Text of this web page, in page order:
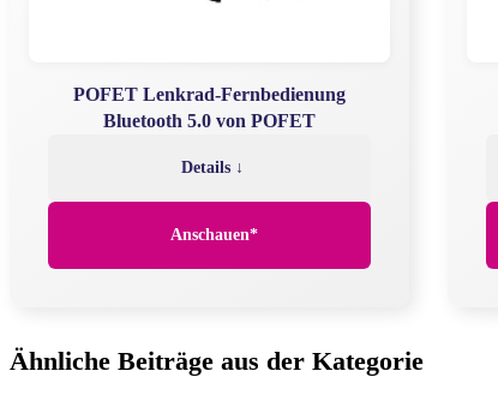
POFET Lenkrad-Fernbedienung
Bluetooth 5.0 von POFET
Details ↓
Anschauen*
Ähnliche Beiträge aus der Kategorie